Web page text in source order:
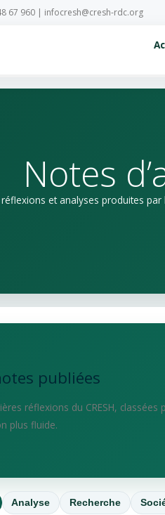
67 960 | infocresh@cresh-rdc.org
Notes
et analyses produites par
publiées
réflexions du CRESH,
plus fluide.
Analyse Recherche